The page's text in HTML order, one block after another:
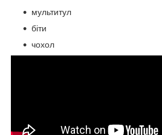
мультитул
біти
чохол